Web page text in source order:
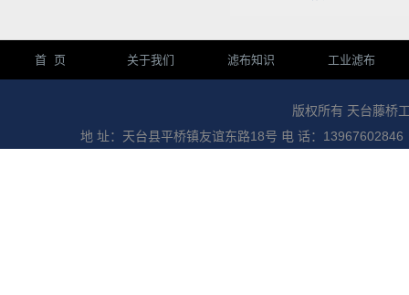
首 页 关于我们 滤布知识 工业滤布
版权所有 天台藤桥
地 址：天台县平桥镇友谊东路18号 电 话：